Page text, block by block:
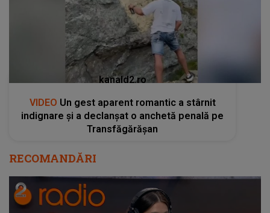
kanald2.ro
VIDEO Un gest aparent romantic a stârnit
indignare și a declanșat o anchetă penală pe
Transfăgărășan
RECOMANDĂRI